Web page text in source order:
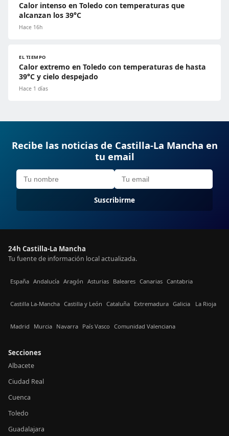
Calor intenso en Toledo con temperaturas que
alcanzan los 39°C
Hace 16h
EL TIEMPO
Calor extremo en Toledo con temperaturas de hasta
39°C y cielo despejado
Hace 1 días
Recibe las noticias de Castilla-La Mancha en
tu email
Suscribirme
24h Castilla-La Mancha
Tu fuente de información local actualizada.
España Andalucía Aragón Asturias Baleares Canarias Cantabria
Castilla La-Mancha Castilla y León Cataluña Extremadura Galicia La Rioja
Madrid Murcia Navarra País Vasco Comunidad Valenciana
Secciones
Albacete
Ciudad Real
Cuenca
Toledo
Guadalajara